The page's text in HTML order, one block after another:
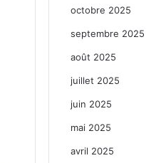
octobre 2025
septembre 2025
août 2025
juillet 2025
juin 2025
mai 2025
avril 2025